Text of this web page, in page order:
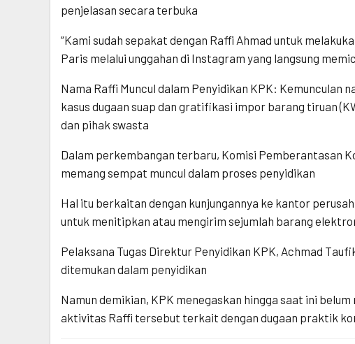
penjelasan secara terbuka
“Kami sudah sepakat dengan Raffi Ahmad untuk
Paris melalui unggahan di Instagram yang langsung
Nama Raffi Muncul dalam Penyidikan KPK: Kemunculan
kasus dugaan suap dan gratifikasi impor barang tiruan
dan pihak swasta
Dalam perkembangan terbaru, Komisi Pemberantasan
memang sempat muncul dalam proses penyidikan
Hal itu berkaitan dengan kunjungannya ke kantor
untuk menitipkan atau mengirim sejumlah barang
Pelaksana Tugas Direktur Penyidikan KPK, Achmad
ditemukan dalam penyidikan
Namun demikian, KPK menegaskan hingga saat ini
aktivitas Raffi tersebut terkait dengan dugaan praktik